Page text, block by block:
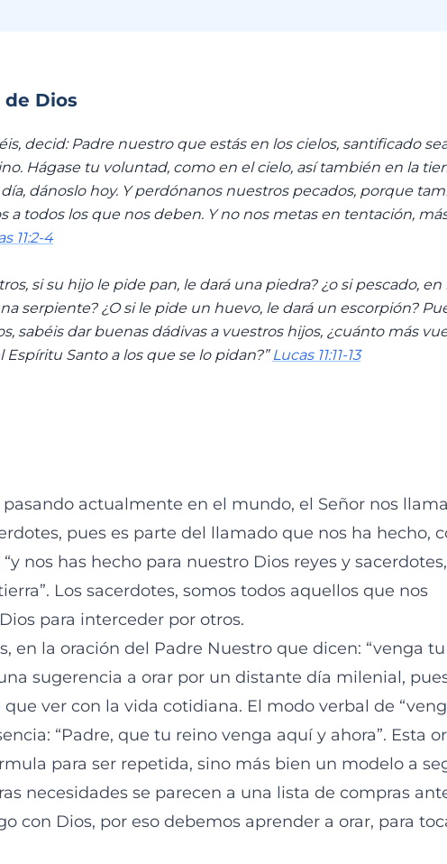
de Dios
decid: Padre nuestro que estás en los cielos, santificado
Hágase tu voluntad, como en el cielo, así también en la
dánoslo hoy. Y perdónanos nuestros pecados, porque
a todos los que nos deben. Y no nos metas en tentación,
11:2-4
si su hijo le pide pan, le dará una piedra? ¿o si pescado, en
serpiente? ¿O si le pide un huevo, le dará un escorpión?
sabéis dar buenas dádivas a vuestros hijos, ¿cuánto más
Espíritu Santo a los que se lo pidan?” Lucas 11:11-13
actualmente en el mundo, el Señor nos
pues es parte del llamado que nos ha hecho,
“y nos has hecho para nuestro Dios reyes y
Los sacerdotes, somos todos aquellos que nos
para interceder por otros.
en la oración del Padre Nuestro que dicen: “venga tu
sugerencia a orar por un distante día milenial,
ver con la vida cotidiana. El modo verbal de
“Padre, que tu reino venga aquí y ahora”. Esta
para ser repetida, sino más bien un modelo a
necesidades se parecen a una lista de compras
con Dios, por eso debemos aprender a orar, para